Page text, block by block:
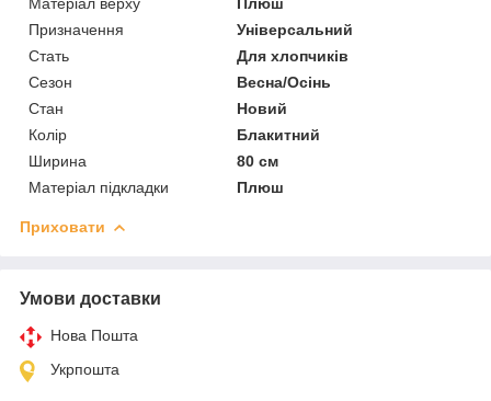
Призначення
Універсальний
Стать
Для хлопчиків
Сезон
Весна/Осінь
Стан
Новий
Колір
Блакитний
Ширина
80 см
Матеріал підкладки
Плюш
Приховати
Умови доставки
Нова Пошта
Укрпошта